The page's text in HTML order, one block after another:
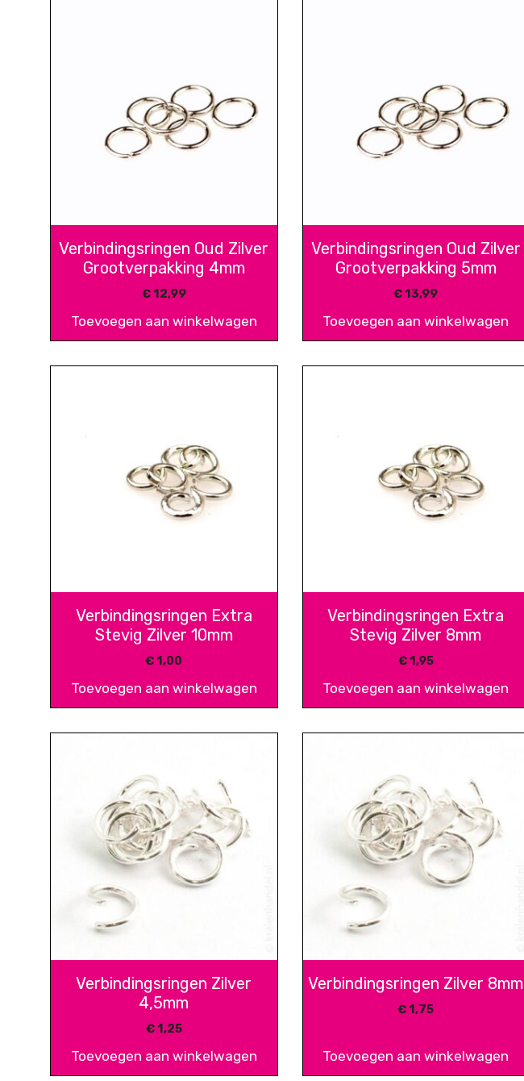
Verbindingsringen Oud Zilver
Grootverpakking 4mm
€12,99
Toevoegen aan winkelwagen
Verbindingsringen Oud Zilver
Grootverpakking 5mm
€13,99
Toevoegen aan winkelwagen
Verbindingsringen Extra
Stevig Zilver 10mm
€1,00
Toevoegen aan winkelwagen
Verbindingsringen Extra
Stevig Zilver 8mm
€1,95
Toevoegen aan winkelwagen
Verbindingsringen Zilver
4,5mm
€1,25
Toevoegen aan winkelwagen
Verbindingsringen Zilver 8mm
€1,75
Toevoegen aan winkelwagen